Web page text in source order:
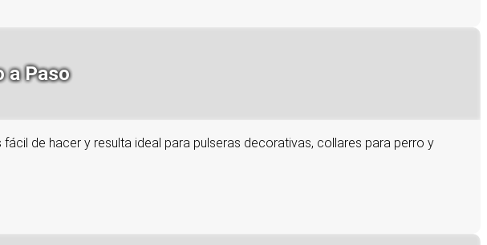
a Paso
de hacer y resulta ideal para pulseras decorativas, collares para perro y